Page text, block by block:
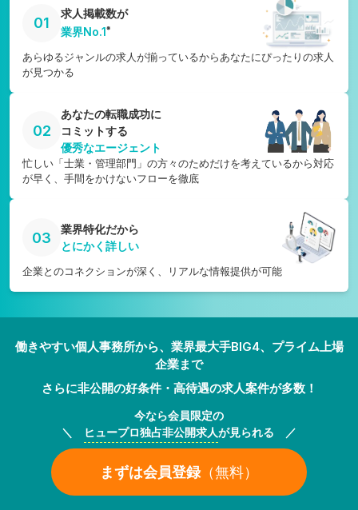
01
求人掲載数が
業界No.1※
あらゆるジャンルの求人が揃っているからあなたにぴったりの求人
が見つかる
02
あなたの転職成功に
コミットする
優秀なエージェント
忙しい「士業・管理部門」の方々のためだけを考えているから対応
が早く、手間をかけないフローを徹底
03
業界特化だから
とにかく詳しい
企業とのコネクションが深く、リアルな情報提供が可能
働きやすい個人事務所から、業界最大手BIG4、プライム上場
企業まで
さらに非公開の好条件・高待遇の求人案件が多数！
今なら会員限定の
＼
ヒュープロ独占非公開求人が見られる ／
まずは会員登録（無料）